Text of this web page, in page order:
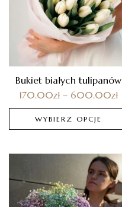
Bukiet białych tulipanów
170.00zł – 600.00zł
WYBIERZ OPCJE